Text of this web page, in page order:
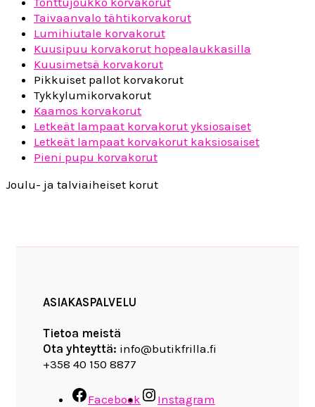
Taivaanvalo tähtikorvakorut
Lumihiutale korvakorut
Kuusipuu korvakorut hopealaukkasilla
Kuusimetsä korvakorut
Pikkuiset pallot korvakorut
Tykkylumikorvakorut
Kaamos korvakorut
Letkeät lampaat korvakorut yksiosaiset
Letkeät lampaat korvakorut kaksiosaiset
Pieni pupu korvakorut
Joulu- ja talviaiheiset korut
ASIAKASPALVELU
Tietoa meistä
Ota yhteyttä: info@butikfrilla.fi
+358 40 150 8877
Facebook
Instagram